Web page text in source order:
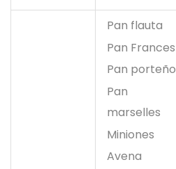
Pan flauta
Pan Frances
Pan porteño
Pan
marselles
Miniones
Avena